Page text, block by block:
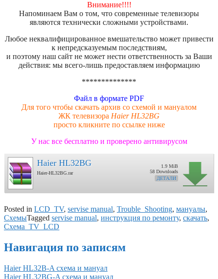
Внимание!!!!
Напоминаем Вам о том, что современные телевизоры
являются технически сложными устройствами.
Любое неквалифицированное вмешательство может привести
к непредсказуемым последствиям,
и поэтому наш сайт не может нести ответственность за Ваши
действия: мы всего-лишь предоставляем информацию
**************
Файл в формате PDF
Для того чтобы скачать архив со схемой и мануалом
ЖК телевизора Haier HL32BG
просто кликните по ссылке ниже
У нас все бесплатно и проверено антивирусом
Haier HL32BG
Haier-HL32BG.rar
1.9 MiB
58 Downloads
ДЕТАЛИ
Posted in LCD_TV, servise manual, Trouble_Shooting, мануалы,
СхемыTagged servise manual, инструкция по ремонту, скачать,
Схема_TV_LCD
Навигация по записям
Haier HL32B-A схема и мануал
Haier HL32BG-A схема и мануал